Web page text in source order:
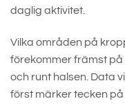
daglig aktivitet.
Vilka områden på
förekommer främst på
och runt halsen. Data
först märker tecken på